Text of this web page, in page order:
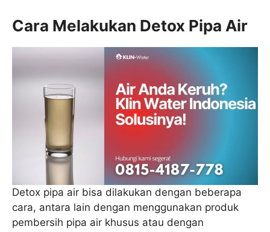
Cara Melakukan Detox Pipa Air
Detox pipa air bisa dilakukan dengan beberapa
cara, antara lain dengan menggunakan produk
pembersih pipa air khusus atau dengan